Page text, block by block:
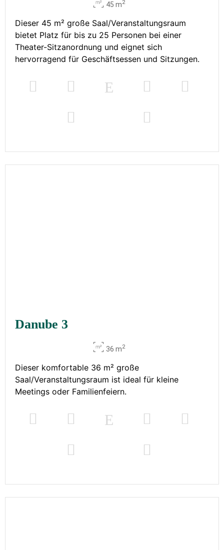
45 m2
Dieser 45 m² große Saal/Veranstaltungsraum
bietet Platz für bis zu 25 Personen bei einer
Theater-Sitzanordnung und eignet sich
hervorragend für Geschäftsessen und Sitzungen.
Danube 3
36 m2
Dieser komfortable 36 m² große
Saal/Veranstaltungsraum ist ideal für kleine
Meetings oder Familienfeiern.